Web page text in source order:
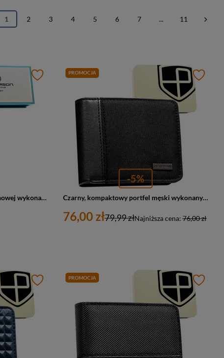
1
2 3 4 5 6 7 ... 11
Beżowy portfel w orientacji pionowej wykonany ze skóry naturalnej i ekologicznej ze wzorem w plecionkę - Peterson
PROMOCJA
-5%
Czarny, kompaktowy portfel męski wykonany ze skóry ekologicznej - Peterson
76,00 zł Najniższa cena:76,00 zł
79,99 zł
PROMOCJA